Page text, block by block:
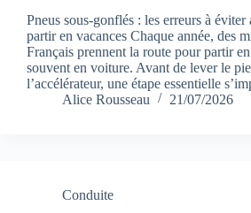
Pneus sous-gonflés : les erreurs à éviter
partir en vacances Chaque année, des
Français prennent la route pour partir
souvent en voiture. Avant de lever le
l’accélérateur, une étape essentielle
Alice Rousseau
21/07/2026
Conduite